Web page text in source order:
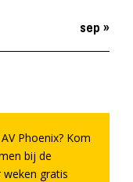
sep »
Phoenix? Kom
bij de
weken gratis